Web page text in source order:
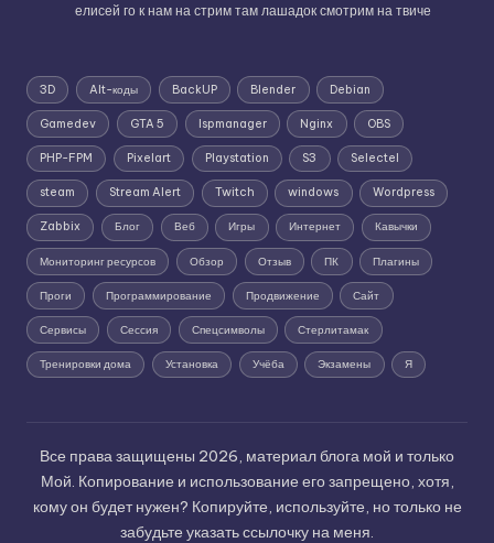
елисей го к нам на стрим там лашадок смотрим на твиче
3D Alt-коды BackUP Blender Debian
Gamedev GTA 5 Ispmanager Nginx OBS
PHP-FPM Pixelart Playstation S3 Selectel
steam Stream Alert Twitch windows Wordpress
Zabbix Блог Веб Игры Интернет Кавычки
Мониторинг ресурсов Обзор Отзыв ПК Плагины
Проги Программирование Продвижение Сайт
Сервисы Сессия Спецсимволы Стерлитамак
Тренировки дома Установка Учёба Экзамены Я
Все права защищены 2026, материал блога мой и только
Мой. Копирование и использование его запрещено, хотя,
кому он будет нужен? Копируйте, используйте, но только не
забудьте указать ссылочку на меня.